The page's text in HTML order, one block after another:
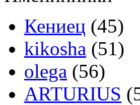
Кениец (45)
kikosha (51)
olega (56)
ARTURIUS